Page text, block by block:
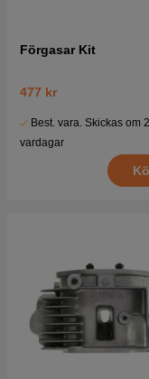
Förgasar Kit
477 kr
Best. vara. Skickas om
vardagar